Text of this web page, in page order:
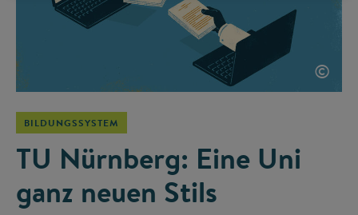
©
BILDUNGSSYSTEM
TU Nürnberg: Eine Uni
ganz neuen Stils